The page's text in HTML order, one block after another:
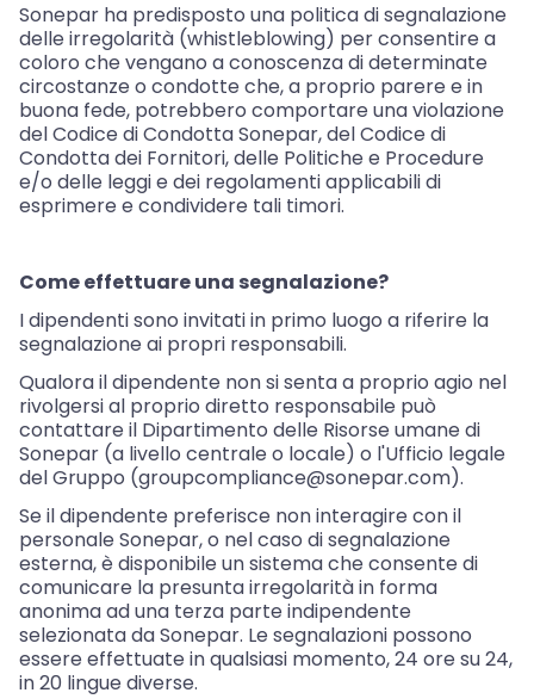
Sonepar ha predisposto una politica di segnalazione
delle irregolarità (whistleblowing) per consentire a
coloro che vengano a conoscenza di determinate
circostanze o condotte che, a proprio parere e in
buona fede, potrebbero comportare una violazione
del Codice di Condotta Sonepar, del Codice di
Condotta dei Fornitori, delle Politiche e Procedure
e/o delle leggi e dei regolamenti applicabili di
esprimere e condividere tali timori.
Come effettuare una segnalazione?
I dipendenti sono invitati in primo luogo a riferire la
segnalazione ai propri responsabili.
Qualora il dipendente non si senta a proprio agio nel
rivolgersi al proprio diretto responsabile può
contattare il Dipartimento delle Risorse umane di
Sonepar (a livello centrale o locale) o l'Ufficio legale
del Gruppo (groupcompliance@sonepar.com).
Se il dipendente preferisce non interagire con il
personale Sonepar, o nel caso di segnalazione
esterna, è disponibile un sistema che consente di
comunicare la presunta irregolarità in forma
anonima ad una terza parte indipendente
selezionata da Sonepar. Le segnalazioni possono
essere effettuate in qualsiasi momento, 24 ore su 24,
in 20 lingue diverse.